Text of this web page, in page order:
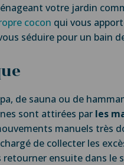
votre jardin
cocon qui vous
séduire pour un bain
de sauna ou de
sont attirées par les
manuels
de collecter les
ensuite dans